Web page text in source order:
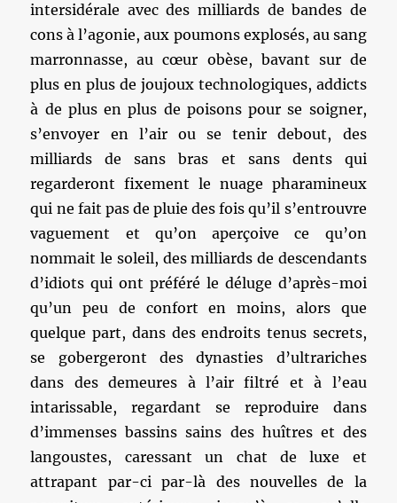
intersidérale avec des milliards de bandes de
cons à l’agonie, aux poumons explosés, au sang
marronnasse, au cœur obèse, bavant sur de
plus en plus de joujoux technologiques, addicts
à de plus en plus de poisons pour se soigner,
s’envoyer en l’air ou se tenir debout, des
milliards de sans bras et sans dents qui
regarderont fixement le nuage pharamineux
qui ne fait pas de pluie des fois qu’il s’entrouvre
vaguement et qu’on aperçoive ce qu’on
nommait le soleil, des milliards de descendants
d’idiots qui ont préféré le déluge d’après-moi
qu’un peu de confort en moins, alors que
quelque part, dans des endroits tenus secrets,
se gobergeront des dynasties d’ultrariches
dans des demeures à l’air filtré et à l’eau
intarissable, regardant se reproduire dans
d’immenses bassins sains des huîtres et des
langoustes, caressant un chat de luxe et
attrapant par-ci par-là des nouvelles de la